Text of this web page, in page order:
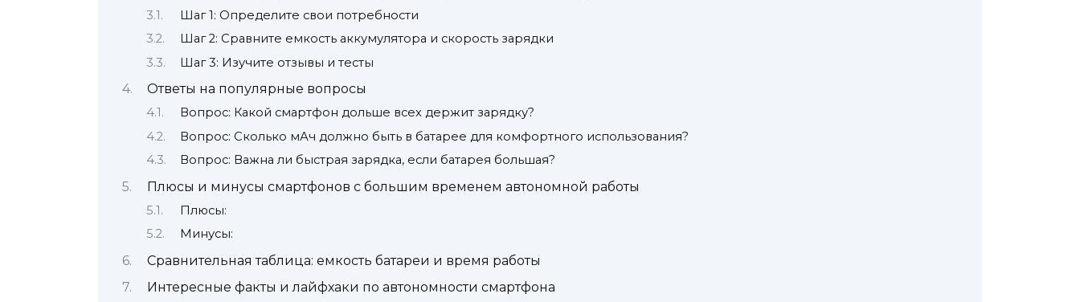
Шаг 1: Определите свои потребности
Шаг 2: Сравните емкость аккумулятора и скорость зарядки
Шаг 3: Изучите отзывы и тесты
Ответы на популярные вопросы
Вопрос: Какой смартфон дольше всех держит зарядку?
Вопрос: Сколько мАч должно быть в батарее для комфортного использования?
Вопрос: Важна ли быстрая зарядка, если батарея большая?
Плюсы и минусы смартфонов с большим временем автономной работы
Плюсы:
Минусы:
Сравнительная таблица: емкость батареи и время работы
Интересные факты и лайфхаки по автономности смартфона